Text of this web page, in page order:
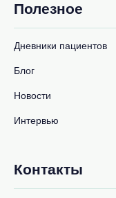
Полезное
Дневники пациентов
Блог
Новости
Интервью
Контакты